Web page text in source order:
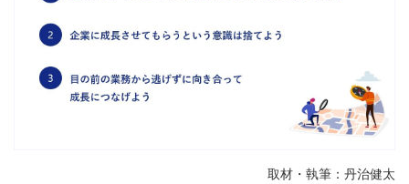
取材・執筆：丹治健太